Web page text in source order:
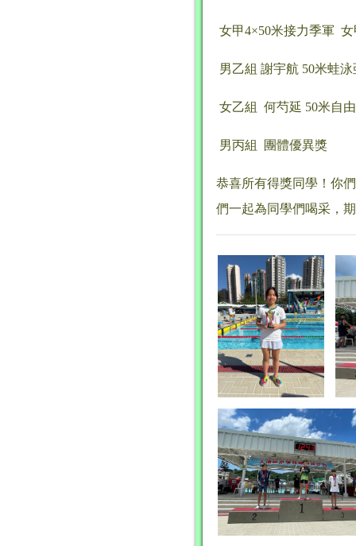
女甲4×50米接力季軍
男乙組 謝宇航 50米蛙泳
女乙組 何芍延 50米自
男丙組 團體優異獎
恭喜所有得獎同學！你
們一起為同學們喝采，